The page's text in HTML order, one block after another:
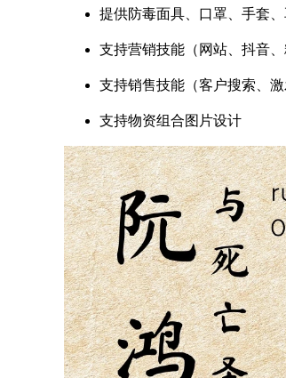
提供防毒面具、口罩、手套
支持营销技能（网站、抖音
支持销售技能（客户搜索、
支持物资组合图片设计